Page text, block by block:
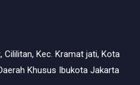
Cililitan, Kec. Kramat jati, Kota
Khusus Ibukota Jakarta